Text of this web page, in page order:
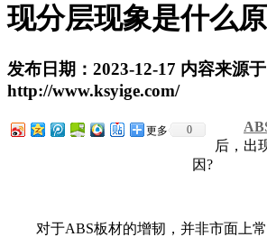
现分层现象是什么
发布日期：2023-12-17 内容来源于
http://www.ksyige.com/
更多 0
后，出
因?
对于ABS板材的增韧，并非市面上